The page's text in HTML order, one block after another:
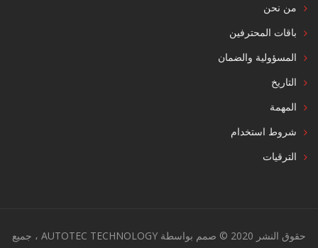
من نحن
باقات المحترفين
المسؤولية والضمان
التاريخ
المهمة
شروط استخدام
الترقيات
حقوق النشر 2020 © صمم بواسطة AUTOTEC TECHNOLOGY ، جميع